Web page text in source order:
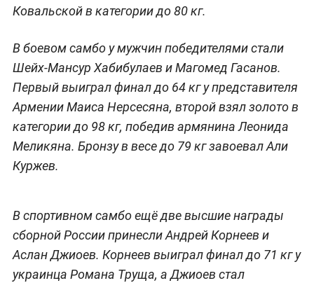
Ковальской в категории до 80 кг.
В боевом самбо у мужчин победителями стали
Шейх-Мансур Хабибулаев и Магомед Гасанов.
Первый выиграл финал до 64 кг у представителя
Армении Маиса Нерсесяна, второй взял золото в
категории до 98 кг, победив армянина Леонида
Меликяна. Бронзу в весе до 79 кг завоевал Али
Куржев.
В спортивном самбо ещё две высшие награды
сборной России принесли Андрей Корнеев и
Аслан Джиоев. Корнеев выиграл финал до 71 кг у
украинца Романа Труща, а Джиоев стал